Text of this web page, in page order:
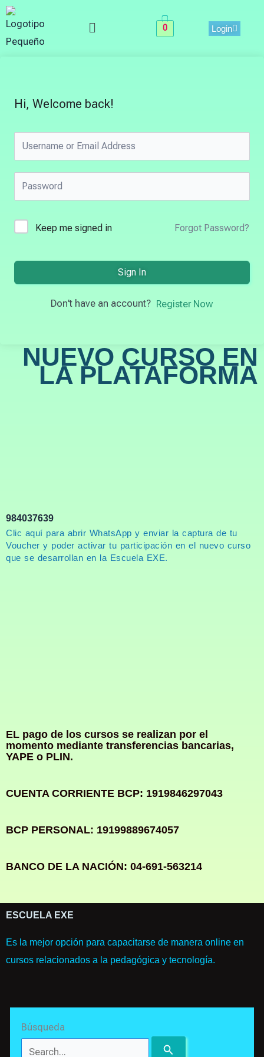
Skip
to
content
Menu 0 Login
Hi, Welcome back!
Keep me signed in Forgot Password?
Sign In
Don't have an account? Register Now
NUEVO CURSO EN
LA PLATAFORMA
984037639
Clic aquí para abrir WhatsApp y enviar la captura de tu
Voucher y poder activar tu participación en el nuevo curso
que se desarrollan en la Escuela EXE.
EL pago de los cursos se realizan por el
momento mediante transferencias bancarias,
YAPE o PLIN.
CUENTA CORRIENTE BCP: 1919846297043
BCP PERSONAL: 19199889674057
BANCO DE LA NACIÓN: 04-691-563214
ESCUELA EXE
Es la mejor opción para capacitarse de manera online en
cursos relacionados a la pedagógica y tecnología.
Búsqueda
for: